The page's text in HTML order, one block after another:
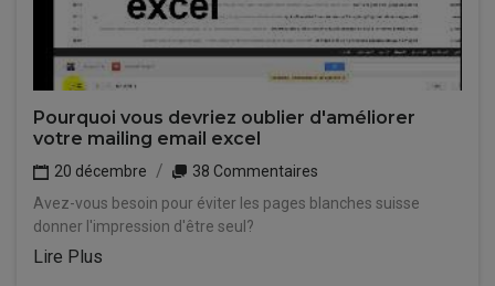
Pourquoi vous devriez oublier d'améliorer
votre mailing email excel
20 décembre
38 Commentaires
Avez-vous besoin pour éviter les pages blanches suisse
donner l'impression d'être seul?
Lire Plus